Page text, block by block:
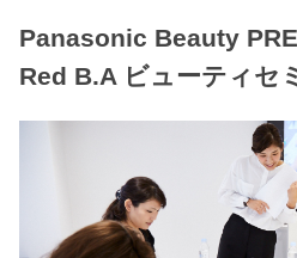
Panasonic Beauty
Red B.A ビューティセ